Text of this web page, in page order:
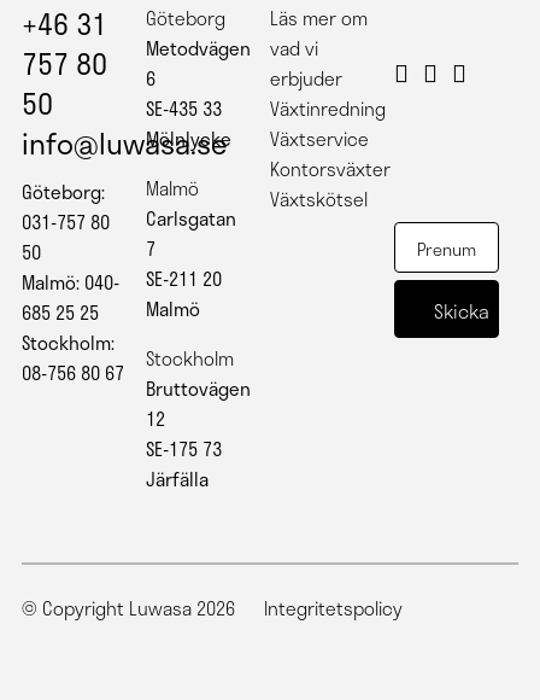
+46 31
757 80
50
info@luwasa.se
Göteborg:
031-757 80
50
Malmö: 040-
685 25 25
Stockholm:
08-756 80 67
Göteborg
Metodvägen
6
SE-435 33
Mölnlycke
Malmö
Carlsgatan
7
SE-211 20
Malmö
Stockholm
Bruttovägen
12
SE-175 73
Järfälla
Läs mer om
vad vi
erbjuder
Växtinredning
Växtservice
Kontorsväxter
Växtskötsel
© Copyright Luwasa 2026 Integritetspolicy